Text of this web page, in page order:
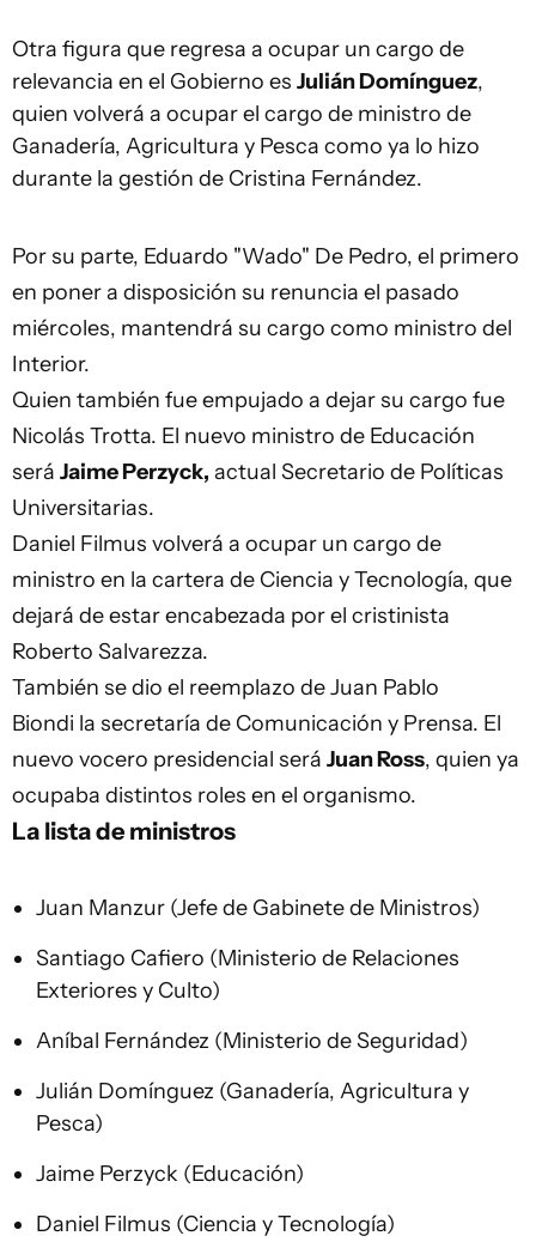
Otra figura que regresa a ocupar un cargo de
relevancia en el Gobierno es Julián Domínguez,
quien volverá a ocupar el cargo de ministro de
Ganadería, Agricultura y Pesca como ya lo hizo
durante la gestión de Cristina Fernández.
Por su parte, Eduardo "Wado" De Pedro, el primero
en poner a disposición su renuncia el pasado
miércoles, mantendrá su cargo como ministro del
Interior.
Quien también fue empujado a dejar su cargo fue
Nicolás Trotta. El nuevo ministro de Educación
será Jaime Perzyck, actual Secretario de Políticas
Universitarias.
Daniel Filmus volverá a ocupar un cargo de
ministro en la cartera de Ciencia y Tecnología, que
dejará de estar encabezada por el cristinista
Roberto Salvarezza.
También se dio el reemplazo de Juan Pablo
Biondi la secretaría de Comunicación y Prensa. El
nuevo vocero presidencial será Juan Ross, quien ya
ocupaba distintos roles en el organismo.
La lista de ministros
Juan Manzur (Jefe de Gabinete de Ministros)
Santiago Cafiero (Ministerio de Relaciones
Exteriores y Culto)
Aníbal Fernández (Ministerio de Seguridad)
Julián Domínguez (Ganadería, Agricultura y
Pesca)
Jaime Perzyck (Educación)
Daniel Filmus (Ciencia y Tecnología)